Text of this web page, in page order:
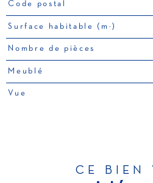
TRAD_PAMPERO_Caracteristique
Code postal
Surface habitable (m²)
Nombre de pièces
Meublé
Vue
CE BIEN